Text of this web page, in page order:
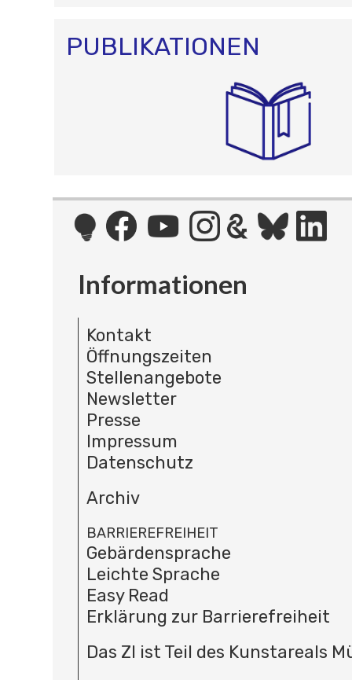
PUBLIKATIONEN
Informationen
Kontakt
Öffnungszeiten
Stellenangebote
Newsletter
Presse
Impressum
Datenschutz
Archiv
BARRIEREFREIHEIT
Gebärdensprache
Leichte Sprache
Easy Read
Erklärung zur Barrierefreiheit
Das ZI ist Teil des Kunstareals